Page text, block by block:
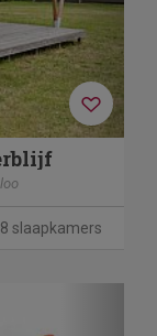
8 slaapkamers